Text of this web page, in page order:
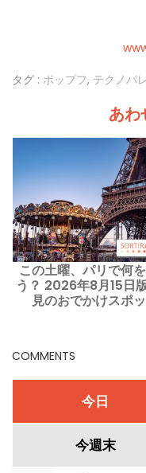
タグ : ポップフ, テクノパ
あわ
この土曜、パリで何
う？ 2026年8月15日
見のおでかけスポ
COMMENTS
今日
今週末